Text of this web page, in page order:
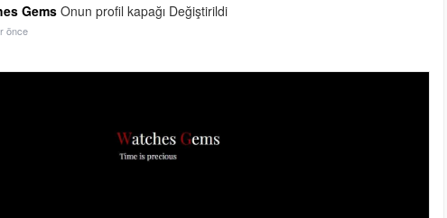
Gems Onun profil kapağı Değiştirildi
önce